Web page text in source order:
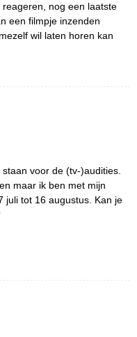
nog een laatste
een filmpje inzenden
wil laten horen kan
voor de (tv-)audities.
maar ik ben met mijn
juli tot 16 augustus. Kan je